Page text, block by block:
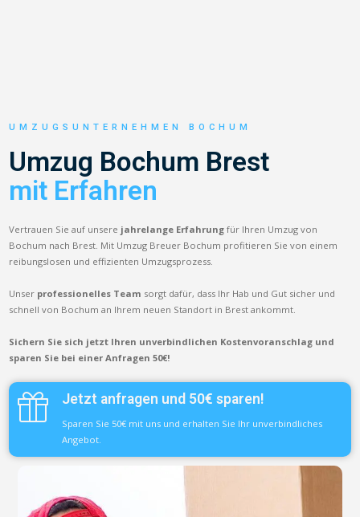
UMZUGSUNTERNEHMEN BOCHUM
Umzug Bochum Brest
mit Erfahren
Vertrauen Sie auf unsere jahrelange Erfahrung für Ihren Umzug von
Bochum nach Brest. Mit Umzug Breuer Bochum profitieren Sie von einem
reibungslosen und effizienten Umzugsprozess.
Unser professionelles Team sorgt dafür, dass Ihr Hab und Gut sicher und
schnell von Bochum an Ihrem neuen Standort in Brest ankommt.
Sichern Sie sich jetzt Ihren unverbindlichen Kostenvoranschlag und
sparen Sie bei einer Anfragen 50€!
Jetzt anfragen und 50€ sparen!
Sparen Sie 50€ mit uns und erhalten Sie Ihr unverbindliches
Angebot.